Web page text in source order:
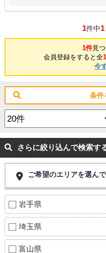
1件中
1件見
会員登録をすると全
今
条件
さらに絞り込んで検索す
ご希望のエリアを選ん
岩手県
埼玉県
富山県